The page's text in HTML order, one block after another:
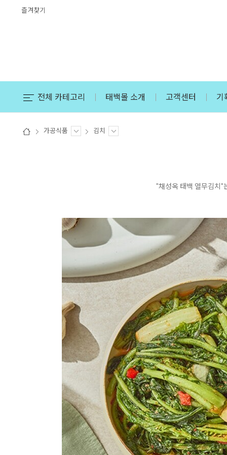
즐겨찾기
전체 카테고리 태백몰 소개 고객센터 기
가공식품 김치
"채성옥 태백 열무김치"